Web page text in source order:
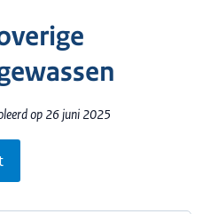
op 26 juni 2025